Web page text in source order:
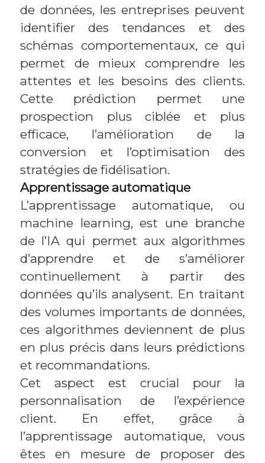
de données, les entreprises peuvent
identifier des tendances et des
schémas comportementaux, ce qui
permet de mieux comprendre les
attentes et les besoins des clients.
Cette prédiction permet une
prospection plus ciblée et plus
efficace, l’amélioration de la
conversion et l’optimisation des
stratégies de fidélisation.
Apprentissage automatique
L’apprentissage automatique, ou
machine learning, est une branche
de l’IA qui permet aux algorithmes
d’apprendre et de s’améliorer
continuellement à partir des
données qu’ils analysent. En traitant
des volumes importants de données,
ces algorithmes deviennent de plus
en plus précis dans leurs prédictions
et recommandations.
Cet aspect est crucial pour la
personnalisation de l’expérience
client. En effet, grâce à
l’apprentissage automatique, vous
êtes en mesure de proposer des